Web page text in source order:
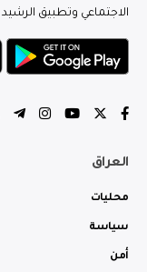
الاجتماعي وتطبيق الرشيد
العراق
محليات
سياسة
أمن